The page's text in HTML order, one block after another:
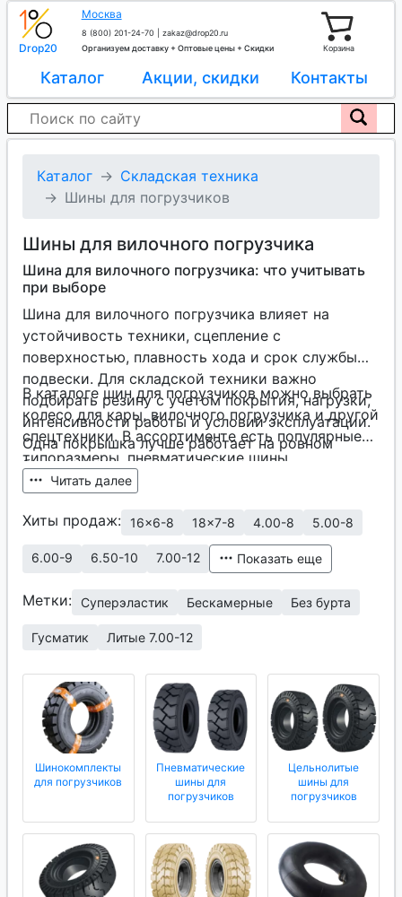
Drop20
Москва
8 (800) 201-24-70
zakaz@drop20.ru
Организуем доставку + Оптовые цены + Скидки
Корзина
Каталог Акции, скидки Контакты
Каталог
Складская техника
Шины для погрузчиков
Шины для вилочного погрузчика
Шина для вилочного погрузчика: что учитывать
при выборе
Шина для вилочного погрузчика влияет на
устойчивость техники, сцепление с
поверхностью, плавность хода и срок службы
подвески. Для складской техники важно
подбирать резину с учетом покрытия, нагрузки,
интенсивности работы и условий эксплуатации.
Одна покрышка лучше работает на ровном
бетонном полу, другая — на улице, плитке,
асфальте или в условиях бездорожья.
В каталоге шин для погрузчиков можно выбрать
колесо для кары, вилочного погрузчика и другой
спецтехники. В ассортименте есть популярные
типоразмеры, пневматические шины,
цельнолитые шины, шинокомплекты, камеры и
Читать далее
Хиты продаж: 16x6-8 18x7-8 4.00-8 5.00-8
6.00-9 6.50-10 7.00-12 Показать еще
Метки: Суперэластик Бескамерные Без бурта
Гусматик Литые 7.00-12
Шинокомплекты
для погрузчиков
Пневматические
шины для
погрузчиков
Цельнолитые
шины для
погрузчиков